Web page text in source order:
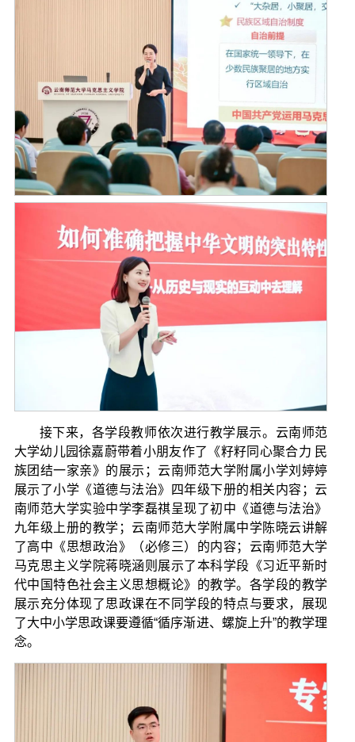
接下来，各学段教师依次进行教学展示。云南师范
大学幼儿园徐嘉蔚带着小朋友作了《籽籽同心聚合力 民
族团结一家亲》的展示；云南师范大学附属小学刘婷婷
展示了小学《道德与法治》四年级下册的相关内容；云
南师范大学实验中学李磊祺呈现了初中《道德与法治》
九年级上册的教学；云南师范大学附属中学陈晓云讲解
了高中《思想政治》（必修三）的内容；云南师范大学
马克思主义学院蒋晓涵则展示了本科学段《习近平新时
代中国特色社会主义思想概论》的教学。各学段的教学
展示充分体现了思政课在不同学段的特点与要求，展现
了大中小学思政课要遵循“循序渐进、螺旋上升”的教学理
念。